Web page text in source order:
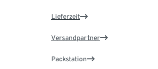
Lieferzeit
Versandpartner
Packstation